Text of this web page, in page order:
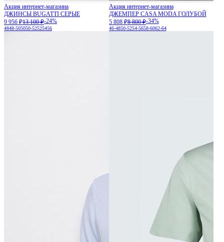
Акция интернет-магазина
ДЖИНСЫ BUGATTI СЕРЫЕ
9 956 ₽13 100 ₽-24%
4848-505050-52525456
Акция интернет-магазина
ДЖЕМПЕР CASA MODA ГОЛУБОЙ
5 808 ₽8 800 ₽-34%
46-4850-5254-5658-6062-64